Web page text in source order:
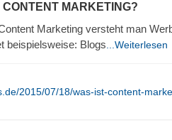
CONTENT MARKETING?
Marketing versteht man
beispielsweise: Blogs ...Weiterlesen
2015/07/18/was-ist-content-